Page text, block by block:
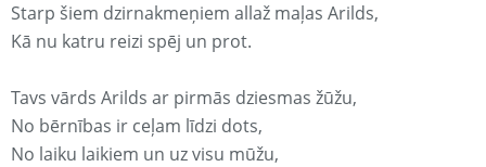
Starp šiem dzirnakmeņiem allaž maļas Arilds,
Kā nu katru reizi spēj un prot.
Tavs vārds Arilds ar pirmās dziesmas žūžu,
No bērnības ir ceļam līdzi dots,
No laiku laikiem un uz visu mūžu,